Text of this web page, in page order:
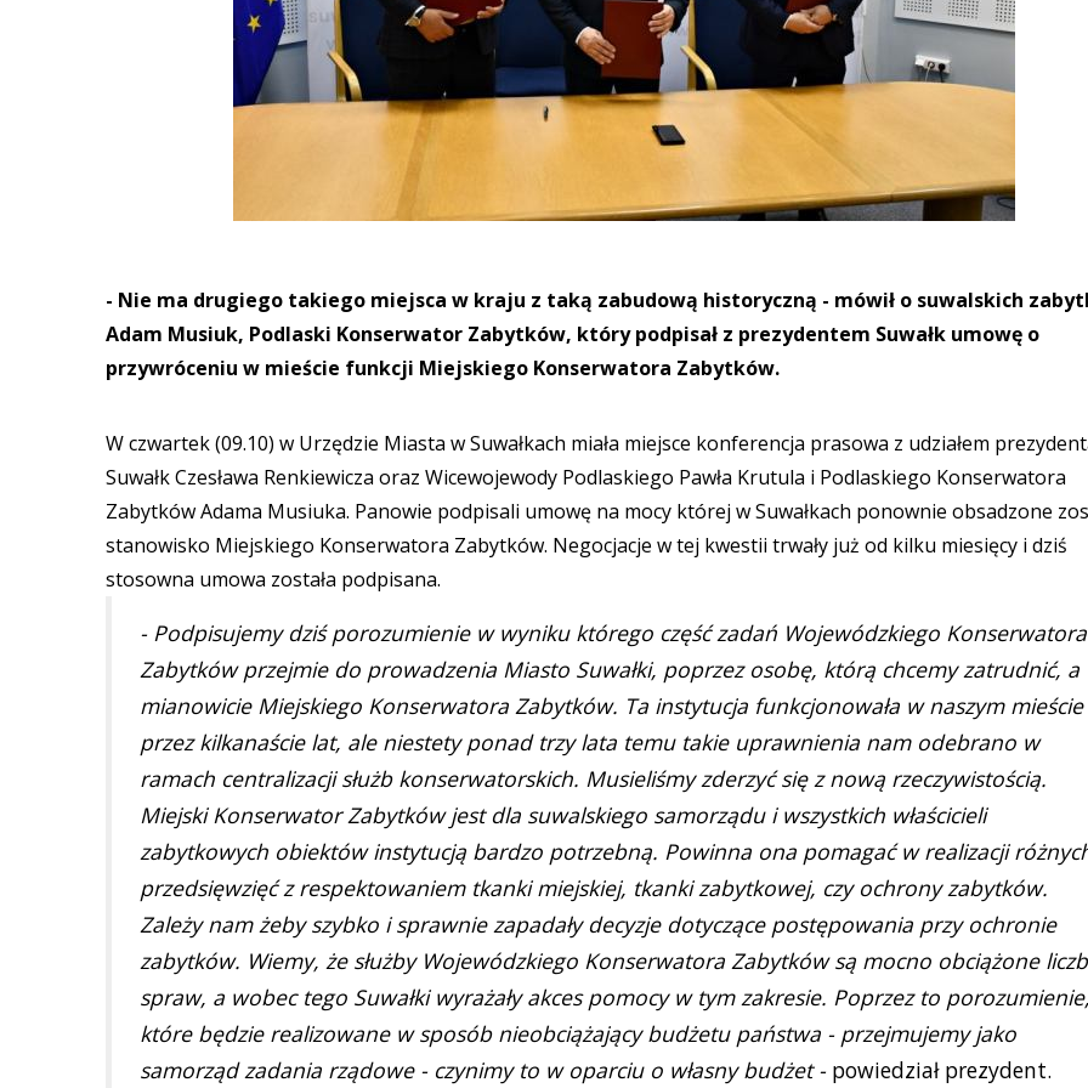
- Nie ma drugiego takiego miejsca w kraju z taką zabudową historyczną - mówił o suwalskich
Adam Musiuk, Podlaski Konserwator Zabytków, który podpisał z prezydentem Suwałk umowę o
przywróceniu w mieście funkcji Miejskiego Konserwatora Zabytków.
W czwartek (09.10) w Urzędzie Miasta w Suwałkach miała miejsce konferencja prasowa z udziałem
Suwałk Czesława Renkiewicza oraz Wicewojewody Podlaskiego Pawła Krutula i Podlaskiego Konserwatora
Zabytków Adama Musiuka. Panowie podpisali umowę na mocy której w Suwałkach ponownie obsadzone
stanowisko Miejskiego Konserwatora Zabytków. Negocjacje w tej kwestii trwały już od kilku miesięcy i dziś
stosowna umowa została podpisana.
- Podpisujemy dziś porozumienie w wyniku którego część zadań Wojewódzkiego Konserwatora
Zabytków przejmie do prowadzenia Miasto Suwałki, poprzez osobę, którą chcemy zatrudnić, a
mianowicie Miejskiego Konserwatora Zabytków. Ta instytucja funkcjonowała w naszym mieście
przez kilkanaście lat, ale niestety ponad trzy lata temu takie uprawnienia nam odebrano w
ramach centralizacji służb konserwatorskich. Musieliśmy zderzyć się z nową rzeczywistością.
Miejski Konserwator Zabytków jest dla suwalskiego samorządu i wszystkich właścicieli
zabytkowych obiektów instytucją bardzo potrzebną. Powinna ona pomagać w realizacji
przedsięwzięć z respektowaniem tkanki miejskiej, tkanki zabytkowej, czy ochrony zabytków.
Zależy nam żeby szybko i sprawnie zapadały decyzje dotyczące postępowania przy ochronie
zabytków. Wiemy, że służby Wojewódzkiego Konserwatora Zabytków są mocno obciążone
spraw, a wobec tego Suwałki wyrażały akces pomocy w tym zakresie. Poprzez to porozumienie,
które będzie realizowane w sposób nieobciążający budżetu państwa - przejmujemy jako
samorząd zadania rządowe - czynimy to w oparciu o własny budżet - powiedział prezydent.